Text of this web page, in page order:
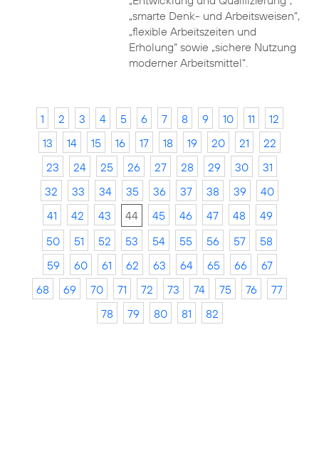
„smarte Denk- und Arbeitsweisen“,
„flexible Arbeitszeiten und
Erholung“ sowie „sichere Nutzung
moderner Arbeitsmittel“.
1 2 3 4 5 6 7 8 9 10 11
12
13
14 15 16 17 18 19 20 21
22
23
24 25 26 27 28 29 30
31
32
33 34 35 36 37 38 39
40
41
42 43 44 45 46 47 48
49
50
51 52 53 54 55 56 57
58
59
60 61 62 63 64 65 66
67
68
69 70 71 72 73 74 75 76
77
78
79 80 81 82